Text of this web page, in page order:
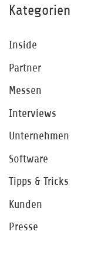
Kategorien
Inside
Partner
Messen
Interviews
Unternehmen
Software
Tipps & Tricks
Kunden
Presse